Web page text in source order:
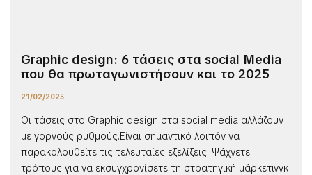
Graphic design: 6 τάσεις στα social Media
που θα πρωταγωνιστήσουν και το 2025
21/02/2025
Oι τάσεις στο Graphic design στα social media αλλάζουν
με γοργούς ρυθμούς.Είναι σημαντικό λοιπόν να
παρακολουθείτε τις τελευταίες εξελίξεις. Ψάχνετε
τρόπους για να εκσυγχρονίσετε τη στρατηγική μάρκετινγκ